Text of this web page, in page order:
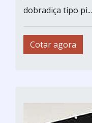
dobradiça tipo pi...
Cotar agora